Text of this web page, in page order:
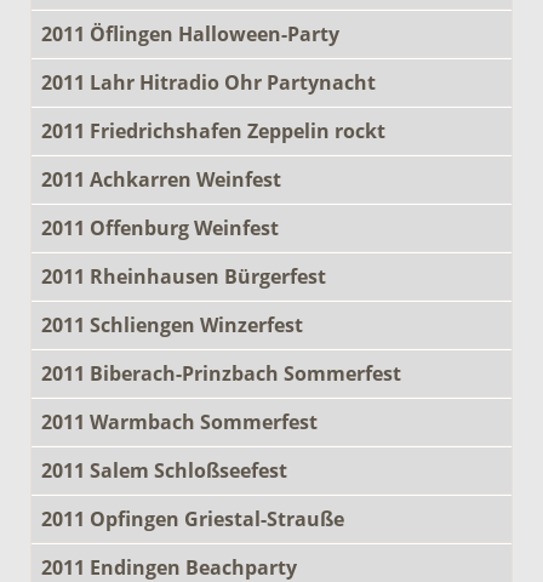
2011 Öflingen Halloween-Party
2011 Lahr Hitradio Ohr Partynacht
2011 Friedrichshafen Zeppelin rockt
2011 Achkarren Weinfest
2011 Offenburg Weinfest
2011 Rheinhausen Bürgerfest
2011 Schliengen Winzerfest
2011 Biberach-Prinzbach Sommerfest
2011 Warmbach Sommerfest
2011 Salem Schloßseefest
2011 Opfingen Griestal-Strauße
2011 Endingen Beachparty